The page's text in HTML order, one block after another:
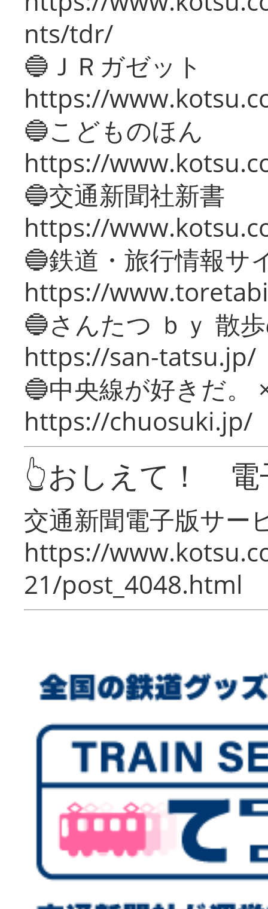
nts/tdr/
🔵ＪＲガゼット
https://
🔵こどものほん
https://
🔵交通新聞社新書
https://
🔵鉄道・旅行情報サ
https://
🔵さんたつ ｂｙ 散
https://san-tatsu.jp/
🔵中央線が好きだ。
https://chuosuki.jp/
👆おしえて！ 電
交通新聞電子版サー
https://
21/post_4048.html